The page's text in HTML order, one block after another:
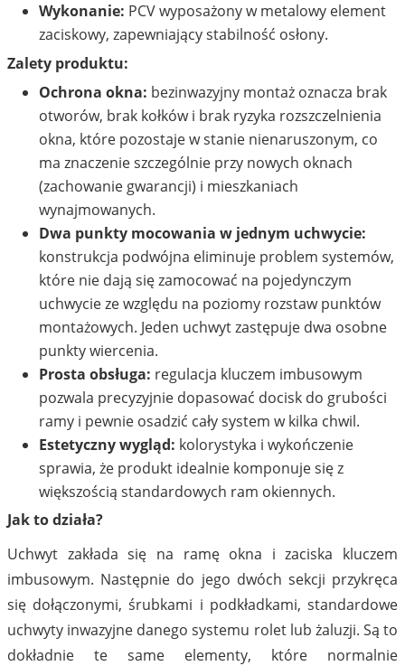
Wykonanie: PCV wyposażony w metalowy element
zaciskowy, zapewniający stabilność osłony.
Zalety produktu:
Ochrona okna: bezinwazyjny montaż oznacza brak
otworów, brak kołków i brak ryzyka rozszczelnienia
okna, które pozostaje w stanie nienaruszonym, co
ma znaczenie szczególnie przy nowych oknach
(zachowanie gwarancji) i mieszkaniach
wynajmowanych.
Dwa punkty mocowania w jednym uchwycie:
konstrukcja podwójna eliminuje problem systemów,
które nie dają się zamocować na pojedynczym
uchwycie ze względu na poziomy rozstaw punktów
montażowych. Jeden uchwyt zastępuje dwa osobne
punkty wiercenia.
Prosta obsługa: regulacja kluczem imbusowym
pozwala precyzyjnie dopasować docisk do grubości
ramy i pewnie osadzić cały system w kilka chwil.
Estetyczny wygląd: kolorystyka i wykończenie
sprawia, że produkt idealnie komponuje się z
większością standardowych ram okiennych.
Jak to działa?
Uchwyt zakłada się na ramę okna i zaciska kluczem
imbusowym. Następnie do jego dwóch sekcji przykręca
się dołączonymi, śrubkami i podkładkami, standardowe
uchwyty inwazyjne danego systemu rolet lub żaluzji. Są to
dokładnie te same elementy, które normalnie